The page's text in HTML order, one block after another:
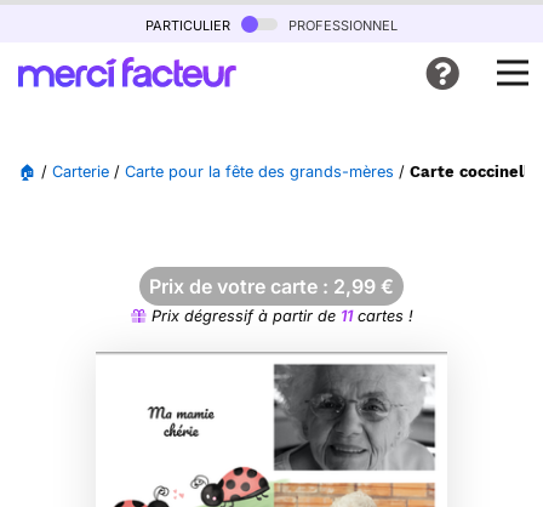
particulier professionnel
🏠 / Carterie / Carte pour la fête des grands-mères / Carte
Prix de votre carte : 2,99 €
Prix dégressif à partir de 11cartes !